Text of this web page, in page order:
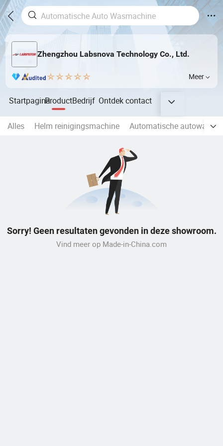
Zhengzhou Labsnova Technology Co., Ltd.
Meer
StartpaginaProductBedrijf Ontdekcontact
Alles Helm reinigingsmachine Automatische
Sorry! Geen resultaten gevonden in deze showroom.
Vind meer op Made-in-China.com